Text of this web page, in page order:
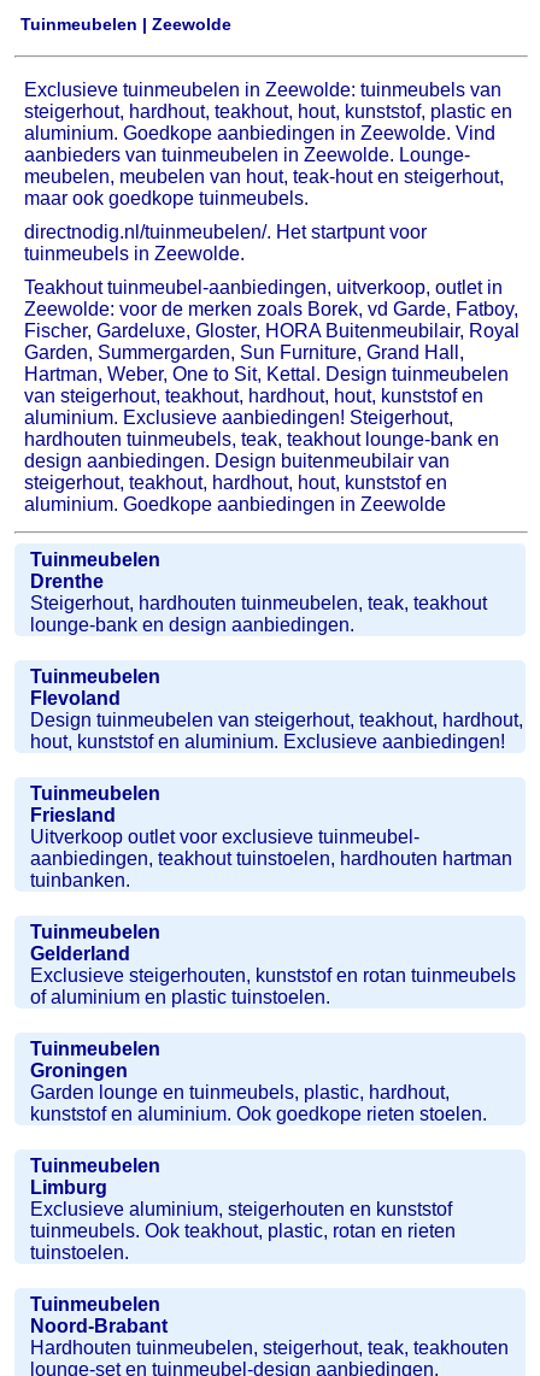
Tuinmeubelen | Zeewolde
Exclusieve tuinmeubelen in Zeewolde: tuinmeubels van
steigerhout, hardhout, teakhout, hout, kunststof, plastic en
aluminium. Goedkope aanbiedingen in Zeewolde. Vind
aanbieders van tuinmeubelen in Zeewolde. Lounge-
meubelen, meubelen van hout, teak-hout en steigerhout,
maar ook goedkope tuinmeubels.
directnodig.nl/tuinmeubelen/. Het startpunt voor
tuinmeubels in Zeewolde.
Teakhout tuinmeubel-aanbiedingen, uitverkoop, outlet in
Zeewolde: voor de merken zoals Borek, vd Garde, Fatboy,
Fischer, Gardeluxe, Gloster, HORA Buitenmeubilair, Royal
Garden, Summergarden, Sun Furniture, Grand Hall,
Hartman, Weber, One to Sit, Kettal. Design tuinmeubelen
van steigerhout, teakhout, hardhout, hout, kunststof en
aluminium. Exclusieve aanbiedingen! Steigerhout,
hardhouten tuinmeubels, teak, teakhout lounge-bank en
design aanbiedingen. Design buitenmeubilair van
steigerhout, teakhout, hardhout, hout, kunststof en
aluminium. Goedkope aanbiedingen in Zeewolde
Tuinmeubelen
Drenthe
Steigerhout, hardhouten tuinmeubelen, teak, teakhout
lounge-bank en design aanbiedingen.
Tuinmeubelen
Flevoland
Design tuinmeubelen van steigerhout, teakhout, hardhout,
hout, kunststof en aluminium. Exclusieve aanbiedingen!
Tuinmeubelen
Friesland
Uitverkoop outlet voor exclusieve tuinmeubel-
aanbiedingen, teakhout tuinstoelen, hardhouten hartman
tuinbanken.
Tuinmeubelen
Gelderland
Exclusieve steigerhouten, kunststof en rotan tuinmeubels
of aluminium en plastic tuinstoelen.
Tuinmeubelen
Groningen
Garden lounge en tuinmeubels, plastic, hardhout,
kunststof en aluminium. Ook goedkope rieten stoelen.
Tuinmeubelen
Limburg
Exclusieve aluminium, steigerhouten en kunststof
tuinmeubels. Ook teakhout, plastic, rotan en rieten
tuinstoelen.
Tuinmeubelen
Noord-Brabant
Hardhouten tuinmeubelen, steigerhout, teak, teakhouten
lounge-set en tuinmeubel-design aanbiedingen.